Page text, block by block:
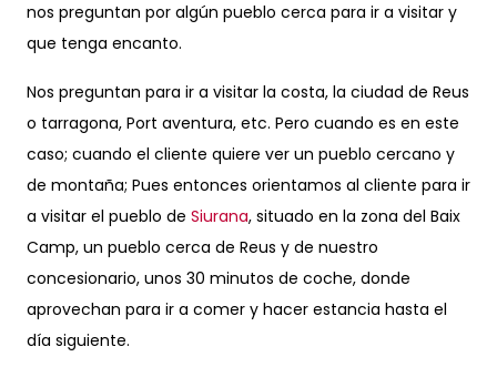
nos preguntan por algún pueblo cerca para ir a visitar y
que tenga encanto.
Nos preguntan para ir a visitar la costa, la ciudad de Reus
o tarragona, Port aventura, etc. Pero cuando es en este
caso; cuando el cliente quiere ver un pueblo cercano y
de montaña; Pues entonces orientamos al cliente para ir
a visitar el pueblo de Siurana, situado en la zona del Baix
Camp, un pueblo cerca de Reus y de nuestro
concesionario, unos 30 minutos de coche, donde
aprovechan para ir a comer y hacer estancia hasta el
día siguiente.